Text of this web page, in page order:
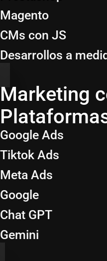
Magento
CMs con JS
Desarrollos a
Marketing
Google Ads
Tiktok Ads
Meta Ads
Google
Chat GPT
Gemini